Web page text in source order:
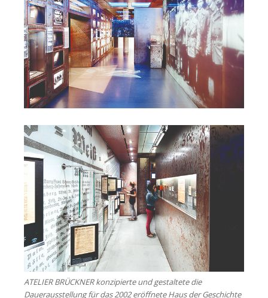
ATELIER BRÜCKNER konzipierte und gestaltete die
Dauerausstellung für das 2002 eröffnete Haus der Geschichte